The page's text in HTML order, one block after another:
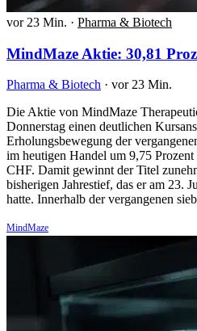
vor 23 Min. · Pharma & Biotech
MindMaze Aktie: 30,81
Pharma & Biotech · vor 23 Min.
Die Aktie von MindMaze
Donnerstag einen deutlichen
Erholungsbewegung der
im heutigen Handel um 9,75
CHF. Damit gewinnt der Titel
bisherigen Jahrestief, das er am 23.
hatte. Innerhalb der vergangenen
MindMaze